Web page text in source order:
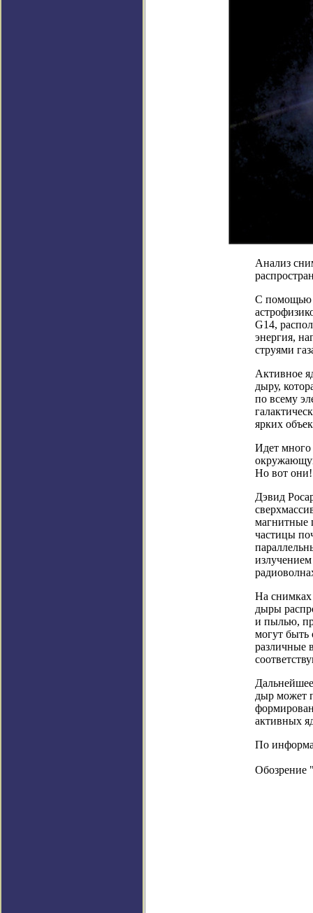
Анализ
С помощью
G14,
энергия,
струями
Активное
дыру,
по всему
ярких
Идет много
Но вот они!
Дэвид
магнитные
частицы
На снимках
дыры
и пылью,
могут быть
различные
дыр может
активных
По
Обозрение